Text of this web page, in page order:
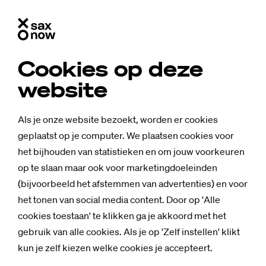
Cookies op deze
website
Als je onze website bezoekt, worden er cookies
geplaatst op je computer. We plaatsen cookies voor
het bijhouden van statistieken en om jouw voorkeuren
op te slaan maar ook voor marketingdoeleinden
(bijvoorbeeld het afstemmen van advertenties) en voor
het tonen van social media content. Door op 'Alle
cookies toestaan' te klikken ga je akkoord met het
gebruik van alle cookies. Als je op 'Zelf instellen' klikt
kun je zelf kiezen welke cookies je accepteert.